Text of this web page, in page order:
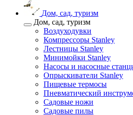
Дом, сад, туризм
Дом, сад, туризм
Воздуходувки
Компрессоры Stanley
Лестницы Stanley
Минимойки Stanley
Насосы и насосные
Опрыскиватели Stanley
Пищевые термосы
Пневматический
Садовые ножи
Садовые пилы